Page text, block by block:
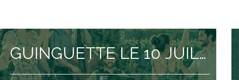
GUINGUETTE LE 10 JUILLET